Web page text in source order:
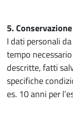
5.
I dati personali
tempo
descritte, fatti
specifiche
es. 10 anni per